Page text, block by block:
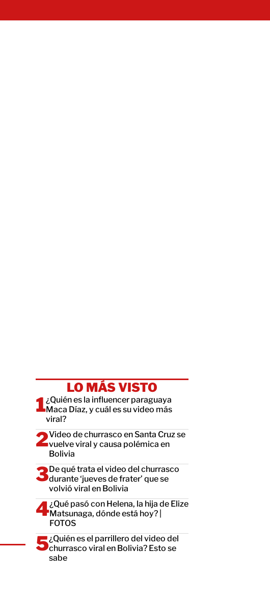
LO MÁS VISTO
¿Quién es la influencer paraguaya
Maca Díaz, y cuál es su video más
viral?
Video de churrasco en Santa Cruz se
vuelve viral y causa polémica en
Bolivia
De qué trata el video del churrasco
durante ‘jueves de frater’ que se
volvió viral en Bolivia
¿Qué pasó con Helena, la hija de Elize
Matsunaga, dónde está hoy? |
FOTOS
¿Quién es el parrillero del video del
churrasco viral en Bolivia? Esto se
sabe